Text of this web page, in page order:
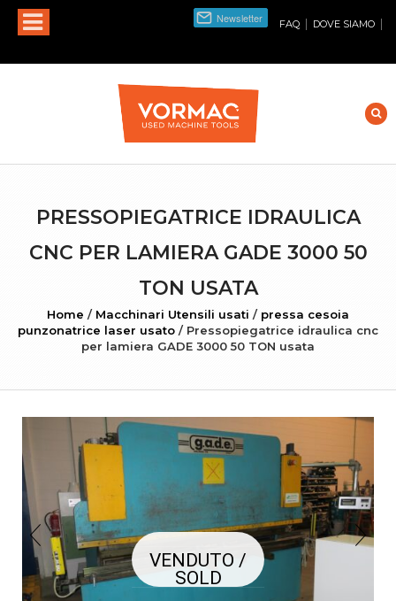
FAQ | DOVE SIAMO |
PRESSOPIEGATRICE IDRAULICA
CNC PER LAMIERA GADE 3000 50
TON USATA
Home / Macchinari Utensili usati / pressa cesoia
punzonatrice laser usato /Pressopiegatrice idraulica cnc
per lamiera GADE 3000 50 TON usata
VENDUTO /
SOLD